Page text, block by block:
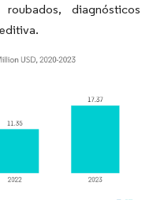
diagnósticos